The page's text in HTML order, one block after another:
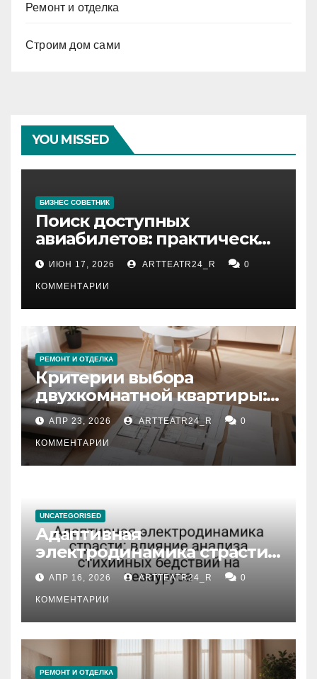
Ремонт и отделка
Строим дом сами
YOU MISSED
БИЗНЕС СОВЕТНИК
Поиск доступных
авиабилетов: практические
рекомендации
ИЮН 17, 2026 ARTTEATR24_R 0
КОММЕНТАРИИ
РЕМОНТ И ОТДЕЛКА
Критерии выбора
двухкомнатной квартиры:
планировка, площадь,
состояние и документация
АПР 23, 2026 ARTTEATR24_R 0
КОММЕНТАРИИ
UNCATEGORISED
Адаптивная
электродинамика страсти:
влияние анализа
стихийных бедствий на
тезауруса
АПР 16, 2026 ARTTEATR24_R 0
КОММЕНТАРИИ
РЕМОНТ И ОТДЕЛКА